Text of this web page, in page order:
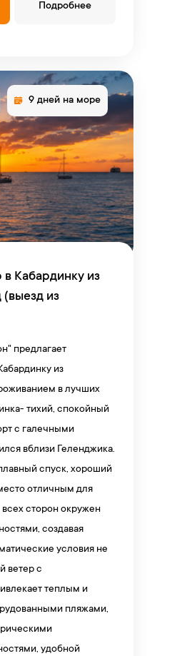
Подробнее
9 дней на море
Кабардинку из
(выезд из
предлагает
из
в лучших
тихий, спокойный
с галечными
вблизи Геленджика.
спуск, хороший
отличным для
сторон окружен
создавая
условия не
ветер с
теплым и
пляжами,
удобной